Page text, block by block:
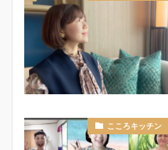
こころキッチン